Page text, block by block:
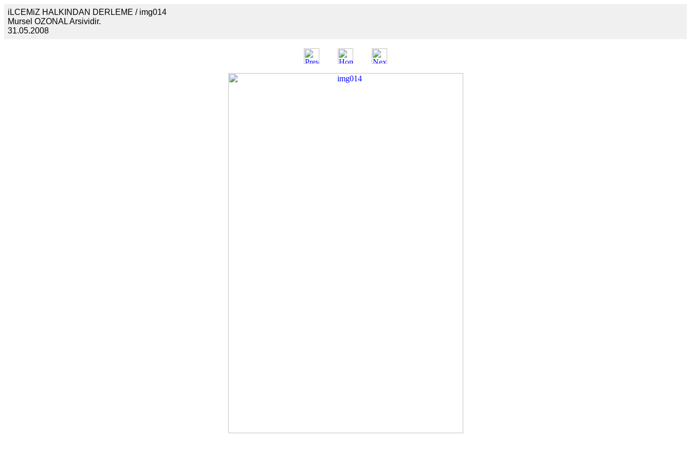
iLCEMiZ HALKINDAN DERLEME / img014
Mursel OZONAL Arsividir.
31.05.2008